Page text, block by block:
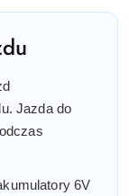
Jazda do
6V